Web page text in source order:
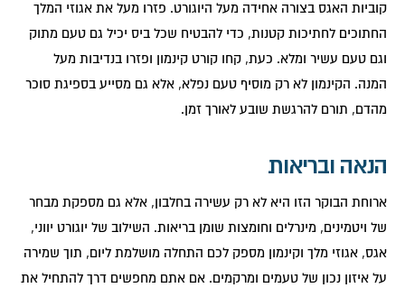
קוביות האגס בצורה אחידה מעל היוגורט. פזרו מעל את אגוזי המלך
החתוכים לחתיכות קטנות, כדי להבטיח שכל ביס יכיל גם טעם מתוק
וגם טעם עשיר ומלא. כעת, קחו קורט קינמון ופזרו בנדיבות מעל
המנה. הקינמון לא רק מוסיף טעם נפלא, אלא גם מסייע בספיגת סוכר
מהדם, תורם להרגשת שובע לאורך זמן.
הנאה ובריאות
ארוחת הבוקר הזו היא לא רק עשירה בחלבון, אלא גם מספקת מבחר
של ויטמינים, מינרלים וחומצות שומן בריאות. השילוב של יוגורט יווני,
אגס, אגוזי מלך וקינמון מספק לכם התחלה מושלמת ליום, תוך שמירה
על איזון נכון של טעמים ומרקמים. אם אתם מחפשים דרך להתחיל את